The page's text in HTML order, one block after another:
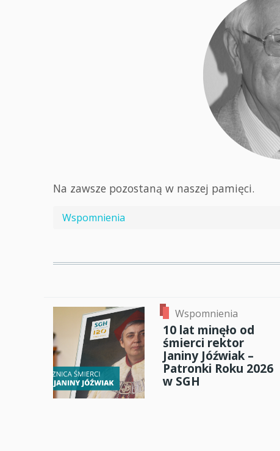
Na zawsze pozostaną w naszej pamięci.
Wspomnienia
Wspomnienia
10 lat minęło od
śmierci rektor
Janiny Jóźwiak –
Patronki Roku 2026
w SGH